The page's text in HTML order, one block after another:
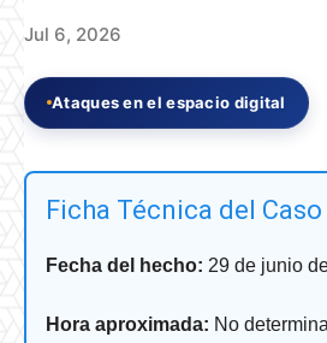
Jul 6, 2026
Ataques en el espacio digital
Ficha Técnica del Caso
Fecha del hecho: 29 de junio
Hora aproximada: No